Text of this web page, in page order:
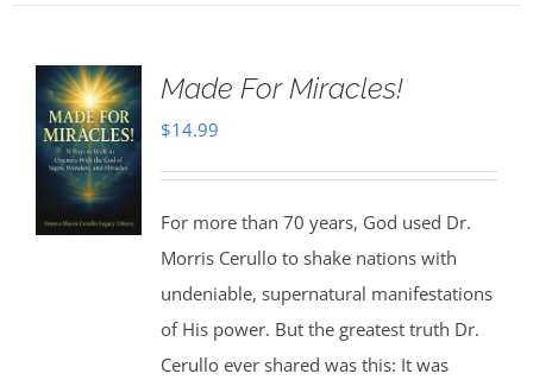
Made For Miracles!
$14.99
For more than 70 years, God used Dr.
Morris Cerullo to shake nations with
undeniable, supernatural manifestations
of His power. But the greatest truth Dr.
Cerullo ever shared was this: It was